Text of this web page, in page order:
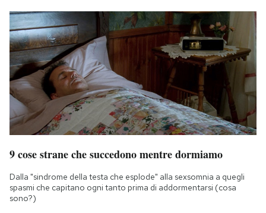
9 cose strane che succedono mentre dormiamo
Dalla "sindrome della testa che esplode" alla sexsomnia a quegli
spasmi che capitano ogni tanto prima di addormentarsi (cosa
sono?)